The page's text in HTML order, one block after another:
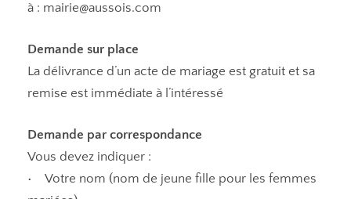
à : mairie@aussois.com
Demande sur place
La délivrance d’un acte de mariage est gratuit et sa
remise est immédiate à l’intéressé
Demande par correspondance
Vous devez indiquer :
• Votre nom (nom de jeune fille pour les femmes